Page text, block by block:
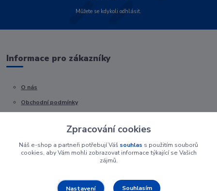
Můžete se kdykoli odhlásit.
Informace pro zákazníky
O nás
Obchodní podmínky
Zpracování cookies
Náš e-shop a partneři potřebují Váš souhlas s použitím souborů
cookies, aby Vám mohli zobrazovat informace týkající se Vašich
zájmů.
Nastavení Souhlasím